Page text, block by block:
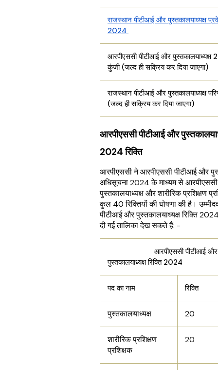
राजस्थान पीटीआई और पुस्तकालयाध्यक्ष
2024
आरपीएससी पीटीआई और पुस्तकालयाध्यक्ष
कुंजी (जल्द ही सक्रिय कर दिया जाएगा)
राजस्थान पीटीआई और पुस्तकालयाध्यक्ष
(जल्द ही सक्रिय कर दिया जाएगा)
आरपीएससी पीटीआई और
2024 रिक्ति
आरपीएससी ने आरपीएससी पीटीआई और
अधिसूचना 2024 के माध्यम से आरपीएससी
पुस्तकालयाध्यक्ष और शारीरिक प्रशिक्षण
कुल 40 रिक्तियों की घोषणा की है।
पीटीआई और पुस्तकालयाध्यक्ष रिक्ति
दी गई तालिका देख सकते हैं: -
आरपीएससी पीटीआई और
पुस्तकालयाध्यक्ष रिक्ति 2024
पद का नाम रिक्ति
पुस्तकालयाध्यक्ष 20
शारीरिक प्रशिक्षण
प्रशिक्षक
20